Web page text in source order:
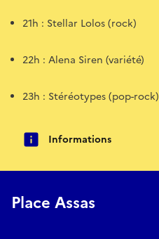
21h : Stellar Lolos (rock)
22h : Alena Siren (variété)
23h : Stéréotypes (pop-rock)
Informations
Place Assas